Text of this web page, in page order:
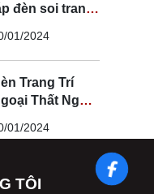
đèn soi tranh
toàn
01/2024
Trang Trí
Thất Ngoài
Trang Trí
01/2024
TÔI